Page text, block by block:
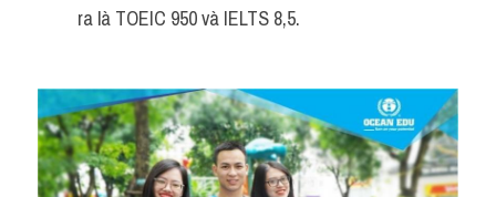
ra là TOEIC 950 và IELTS 8,5.